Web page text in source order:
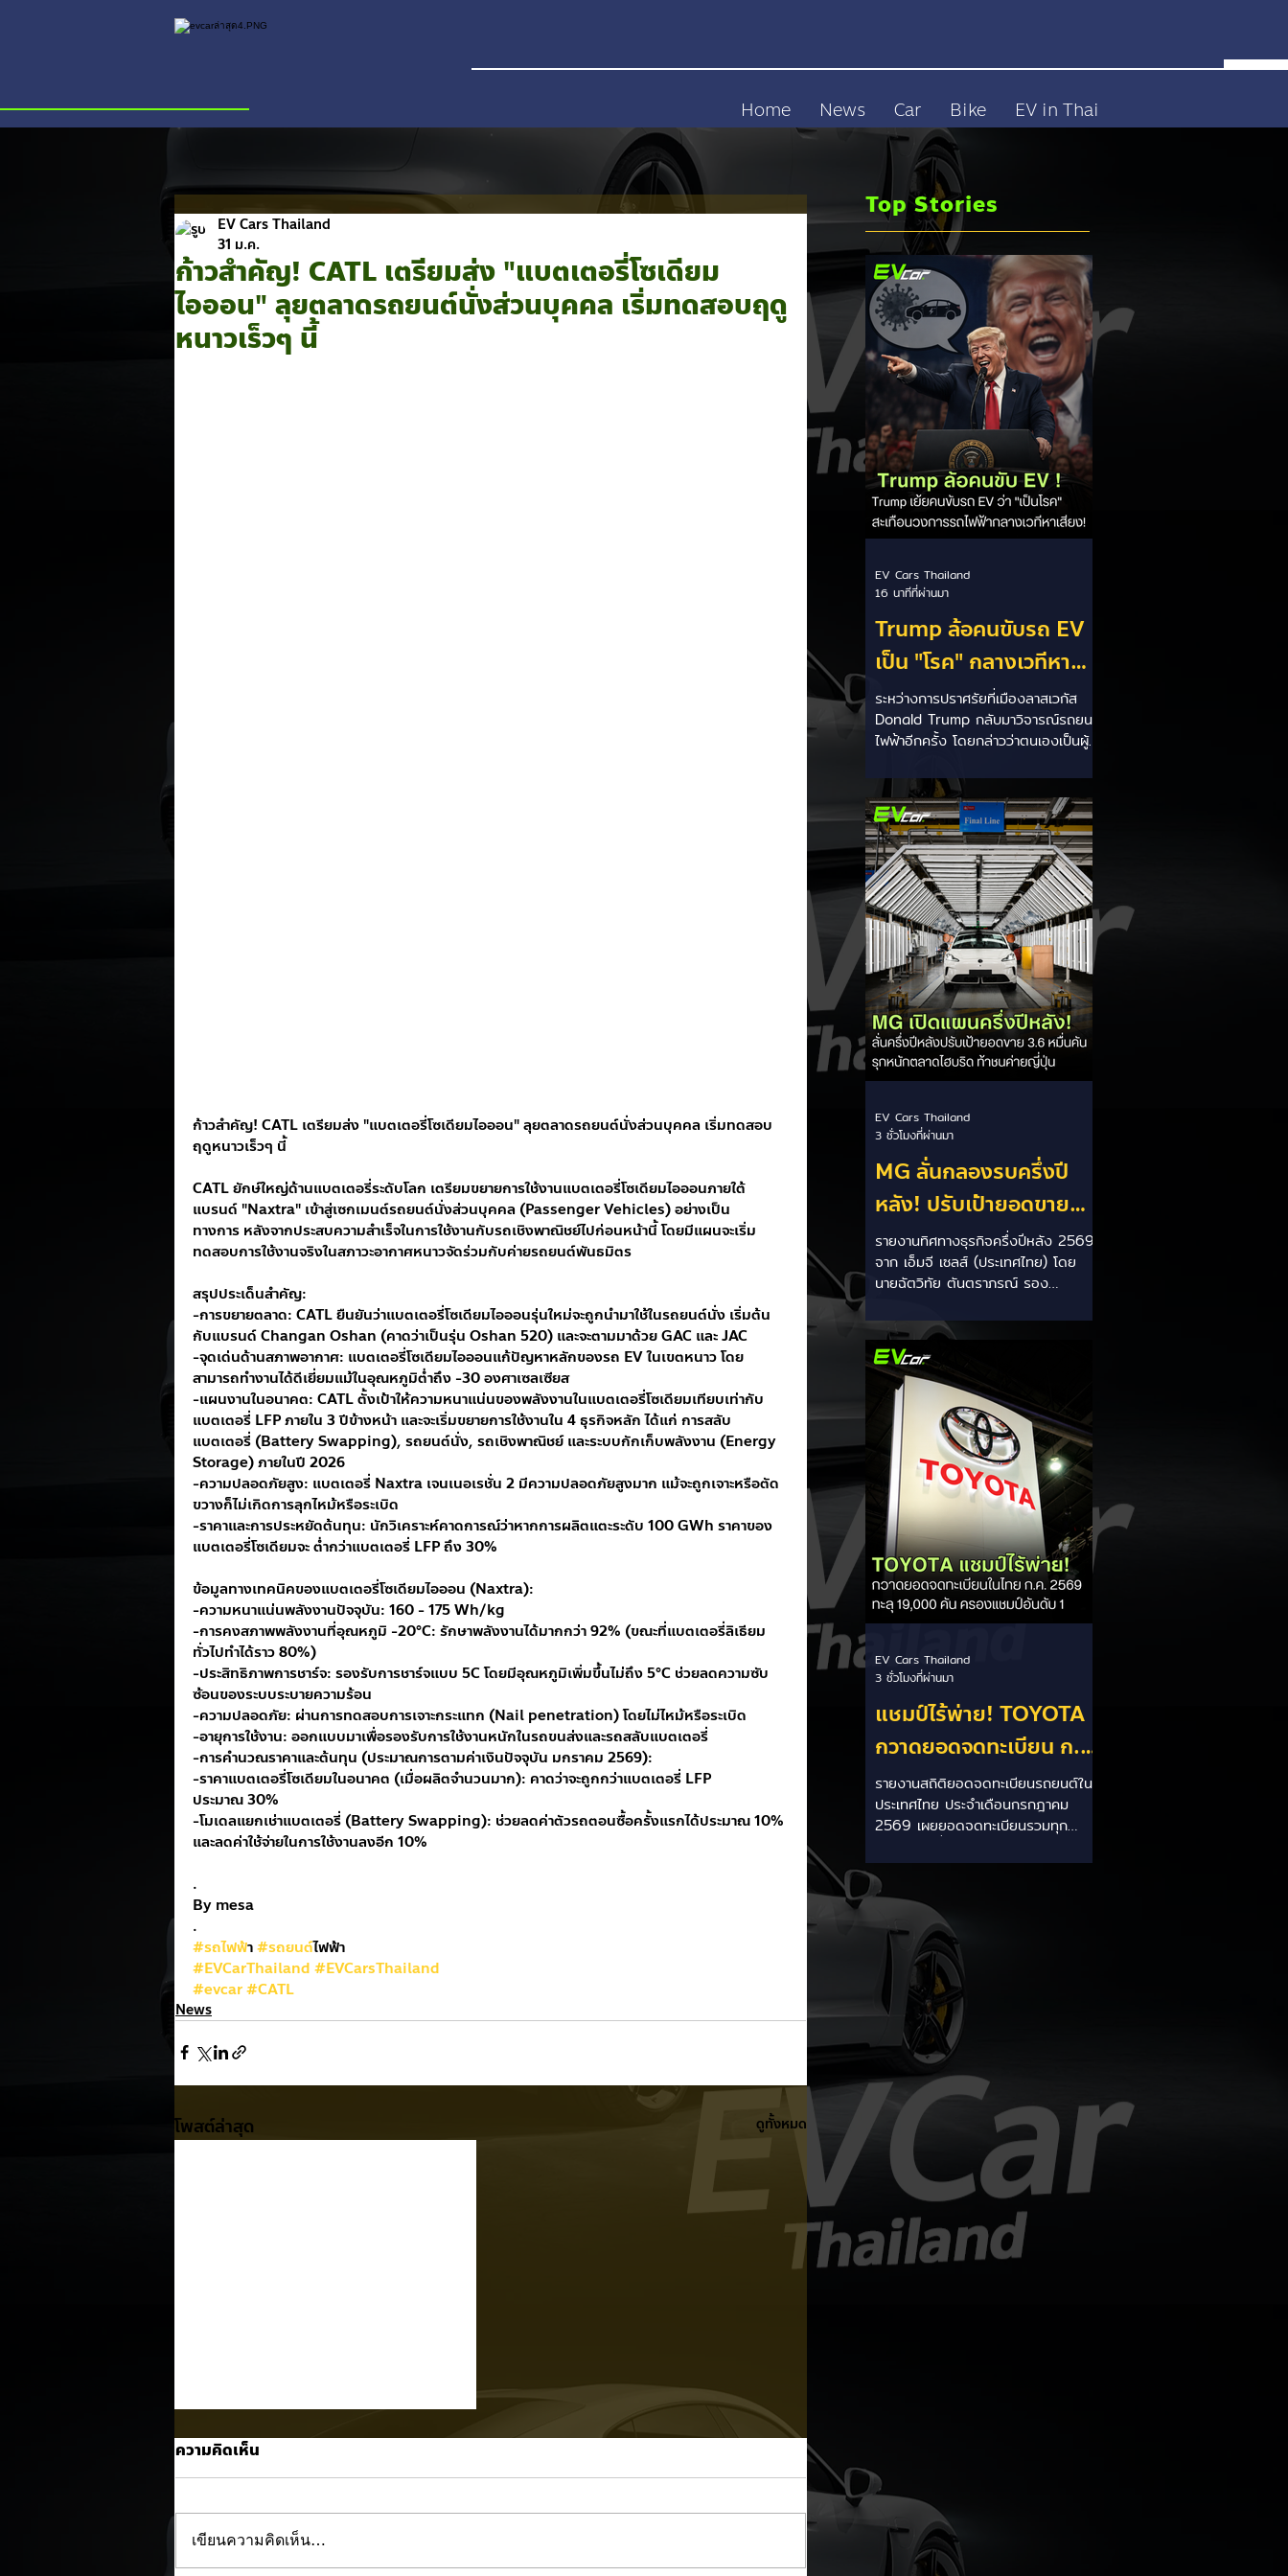
Home News Car Bike EV in Thai
ก้าวสำคัญ! CATL เตรียมส่ง "แบตเตอรี่โซเดียม
ไอออน" ลุยตลาดรถยนต์นั่งส่วนบุคคล เริ่มทดสอบฤดู
หนาวเร็วๆ นี้
EV Cars Thailand
31 ม.ค.
ก้าวสำคัญ! CATL เตรียมส่ง "แบตเตอรี่โซเดียมไอออน" ลุยตลาดรถยนต์นั่งส่วนบุคคล เริ่มทดสอบ
ฤดูหนาวเร็วๆ นี้
CATL ยักษ์ใหญ่ด้านแบตเตอรี่ระดับโลก เตรียมขยายการใช้งานแบตเตอรี่โซเดียมไอออนภายใต้
แบรนด์ "Naxtra" เข้าสู่เซกเมนต์รถยนต์นั่งส่วนบุคคล (Passenger Vehicles) อย่างเป็น
ทางการ หลังจากประสบความสำเร็จในการใช้งานกับรถเชิงพาณิชย์ไปก่อนหน้านี้ โดยมีแผนจะเริ่ม
ทดสอบการใช้งานจริงในสภาวะอากาศหนาวจัดร่วมกับค่ายรถยนต์พันธมิตร
สรุปประเด็นสำคัญ:
-การขยายตลาด: CATL ยืนยันว่าแบตเตอรี่โซเดียมไอออนรุ่นใหม่จะถูกนำมาใช้ในรถยนต์นั่ง เริ่มต้น
กับแบรนด์ Changan Oshan (คาดว่าเป็นรุ่น Oshan 520) และจะตามมาด้วย GAC และ JAC
-จุดเด่นด้านสภาพอากาศ: แบตเตอรี่โซเดียมไอออนแก้ปัญหาหลักของรถ EV ในเขตหนาว โดย
สามารถทำงานได้ดีเยี่ยมแม้ในอุณหภูมิต่ำถึง -30 องศาเซลเซียส
-แผนงานในอนาคต: CATL ตั้งเป้าให้ความหนาแน่นของพลังงานในแบตเตอรี่โซเดียมเทียบเท่ากับ
แบตเตอรี่ LFP ภายใน 3 ปีข้างหน้า และจะเริ่มขยายการใช้งานใน 4 ธุรกิจหลัก ได้แก่ การสลับ
แบตเตอรี่ (Battery Swapping), รถยนต์นั่ง, รถเชิงพาณิชย์ และระบบกักเก็บพลังงาน (Energy
Storage) ภายในปี 2026
-ความปลอดภัยสูง: แบตเตอรี่ Naxtra เจนเนอเรชั่น 2 มีความปลอดภัยสูงมาก แม้จะถูกเจาะหรือตัด
ขวางก็ไม่เกิดการลุกไหม้หรือระเบิด
-ราคาและการประหยัดต้นทุน: นักวิเคราะห์คาดการณ์ว่าหากการผลิตแตะระดับ 100 GWh ราคาของ
แบตเตอรี่โซเดียมจะ ต่ำกว่าแบตเตอรี่ LFP ถึง 30%
ข้อมูลทางเทคนิคของแบตเตอรี่โซเดียมไอออน (Naxtra):
-ความหนาแน่นพลังงานปัจจุบัน: 160 - 175 Wh/kg
-การคงสภาพพลังงานที่อุณหภูมิ -20°C: รักษาพลังงานได้มากกว่า 92% (ขณะที่แบตเตอรี่ลิเธียม
ทั่วไปทำได้ราว 80%)
-ประสิทธิภาพการชาร์จ: รองรับการชาร์จแบบ 5C โดยมีอุณหภูมิเพิ่มขึ้นไม่ถึง 5°C ช่วยลดความซับ
ซ้อนของระบบระบายความร้อน
-ความปลอดภัย: ผ่านการทดสอบการเจาะกระแทก (Nail penetration) โดยไม่ไหม้หรือระเบิด
-อายุการใช้งาน: ออกแบบมาเพื่อรองรับการใช้งานหนักในรถขนส่งและรถสลับแบตเตอรี่
-การคำนวณราคาและต้นทุน (ประมาณการตามค่าเงินปัจจุบัน มกราคม 2569):
-ราคาแบตเตอรี่โซเดียมในอนาคต (เมื่อผลิตจำนวนมาก): คาดว่าจะถูกกว่าแบตเตอรี่ LFP
ประมาณ 30%
-โมเดลแยกเช่าแบตเตอรี่ (Battery Swapping): ช่วยลดค่าตัวรถตอนซื้อครั้งแรกได้ประมาณ 10%
และลดค่าใช้จ่ายในการใช้งานลงอีก 10%
.
By mesa
.
#รถไฟฟ้า #รถยนต์ไฟฟ้า
#EVCarThailand #EVCarsThailand
#evcar#CATL
News
โพสต์ล่าสุด ดูทั้งหมด
ความคิดเห็น
เขียนความคิดเห็น…
Top Stories
Trump ล้อคนขับรถ EV
เป็น "โรค" กลางเวทีหา
เสียง! 🚘⚡
ระหว่างการปราศรัยที่เมืองลาสเวกัส
Donald Trump กลับมาวิจารณ์รถยนต์
ไฟฟ้าอีกครั้ง โดยกล่าวว่าตนเองเป็นผู้
ใช้รถยนต์ไฟฟ้าว่าเหมือน "เป็นโรค"
เพราะเริ่มกังวลเรื่องแบตเตอรี่ตั้งแต่ยัง
เหลือไฟจำนวนมาก และคอยมองหาสถา
นีชาร์จอยู่ตลอดเวลา ซึ่งสื่อมองว่า
เป็นการพาดพิงถึงอาการ Range
Anxiety หรือความกังวลเรื่องระยะทาง
วิ่งของรถ EV Trump ยังระบุว่า
ปัจจุบันรถยนต์ไฟฟ้ามีสัดส่วนเพียง
ประมาณ 7% ของยอดขายรถใหม่ใน
สหรัฐฯ และใช้ตัวเลขนี้เป็นเหตุผล
ประกอบว่า...
EV Cars Thailand
16 นาทีที่ผ่านมา
MG ลั่นกลองรบครึ่งปี
หลัง! ปรับเป้ายอดขาย
เพิ่มเป็น 36,000 คัน
พร้อมเดินหน้าลงศึกชิง
(HEV)
รายงานทิศทางธุรกิจครึ่งปีหลัง 2569
จาก เอ็มจี เซลส์ (ประเทศไทย) โดย
นายฉัตวิทัย ตันตราภรณ์ รอง
6 เดือนแรก (ม.ค. - มิ.ย.) โตพุ่ง 67%
แตะ 16,920 คัน พร้อมส่งสัญญาณ
ปรับเป้าหมายยอดขายรวมปีนี้เพิ่มขึ้นเป็น
36,000 คัน จากเดิมตั้งไว้ 30,000
คัน โดยพร้อมเร่งส่งมอบรถค้างสต็อก
(Back Order) ทั้งหมดในระยะเวลาอัน
สั้น - ปรับเป้าเติบโต & เคลียร์ Back
Order: ยอดขายครึ่งปีแรกที่เติบโตสูง
ถึง 67% ประกอบกับการแก้ไขปัญหา
การนำเข้าชิ้นส่วนจากสถานการณ์
ตึงเครียดในตะว
EV Cars Thailand
3 ชั่วโมงที่ผ่านมา
แชมป์ไร้พ่าย! TOYOTA
กวาดยอดจดทะเบียน ก.ค.
69 เฉียด 2 หมื่นคัน ครอง
แชมป์อันดับ 1 ในไทย
รายงานสถิติยอดจดทะเบียนรถยนต์ใน
ประเทศไทย ประจำเดือนกรกฎาคม
2569 เผยยอดจดทะเบียนรวมทุก
ใหญ่สัญชาติญี่ปุ่นอย่าง TOYOTA ยัง
คงสร้างผลงานได้อย่างยอดเยี่ยม ด้วย
ยอดจดทะเบียนรวมแบรนด์สูงถึง
19,564 คัน ครองส่วนแบ่งตลาด
อันดับ 1 ของประเทศได้อย่างมั่นคงและ
ทิ้งห่างคู่แข่งอย่างขาดลอย รายละเอียด
จากสถิติ: - ภาพรวมแบรนด์: TOYOTA
คว้าอันดับ 1 ยอดจดทะเบียนรวมทุก
ประเภทที่ 19,564 คัน คิดเป็นสัดส่วน
มากกว่า 1 ใน 3 ของยอดจดทะเบียน
รถยนต์ทั้งประเทศประจำเดือนกรกฎา
EV Cars Thailand
3 ชั่วโมงที่ผ่านมา